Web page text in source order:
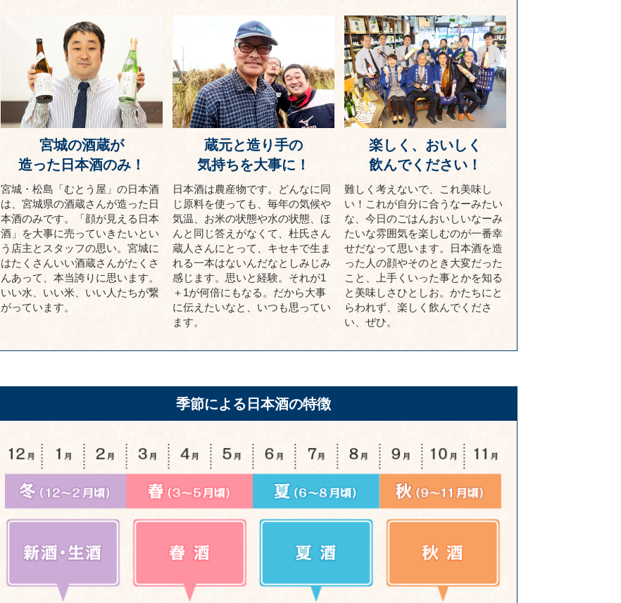
宮城の酒蔵が
造った日本酒のみ！
宮城・松島「むとう屋」の日本酒
は、宮城県の酒蔵さんが造った日
本酒のみです。「顔が見える日本
酒」を大事に売っていきたいとい
う店主とスタッフの思い。宮城に
はたくさんいい酒蔵さんがたくさ
んあって、本当誇りに思います。
いい水、いい米、いい人たちが繋
がっています。
蔵元と造り手の
気持ちを大事に！
日本酒は農産物です。どんなに同
じ原料を使っても、毎年の気候や
気温、お米の状態や水の状態、ほ
んと同じ答えがなくて、杜氏さん
蔵人さんにとって、キセキで生ま
れる一本はないんだなとしみじみ
感じます。思いと経験。それが1
＋1が何倍にもなる。だから大事
に伝えたいなと、いつも思ってい
ます。
楽しく、おいしく
飲んでください！
難しく考えないで、これ美味し
い！これが自分に合うなーみたい
な、今日のごはんおいしいなーみ
たいな雰囲気を楽しむのが一番幸
せだなって思います。日本酒を造
った人の顔やそのとき大変だった
こと、上手くいった事とかを知る
と美味しさひとしお。かたちにと
らわれず、楽しく飲んでくださ
い、ぜひ。
季節による日本酒の特徴